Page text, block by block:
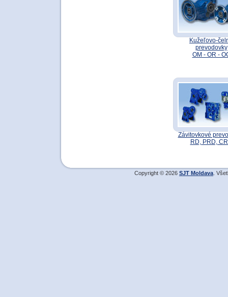
Kužeľovo-
prevodovky
OM - OR -
Závitovkové
RD, PRD,
Copyright © 2026 SJT Moldava .